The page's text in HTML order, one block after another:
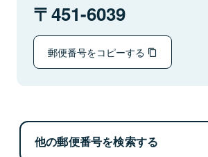
451-6039
郵便番号をコピーする
他の郵便番号を検索する